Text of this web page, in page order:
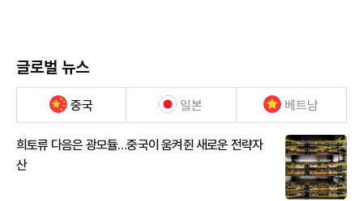
글로벌 뉴스
중국 일본 베트남
희토류 다음은 광모듈…중국이 움켜쥔 새로운 전략자
산